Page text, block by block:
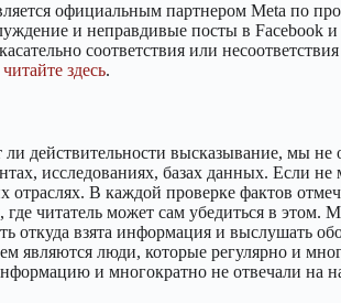
официальным партнером Meta по
и неправдивые посты в Facebook
соответствия или
читайте здесь.
ли действительности высказывание, мы
исследованиях, базах данных. Если
отраслях. В каждой проверке фактов
читатель может сам убедиться в этом.
откуда взята информация и выслушать
являются люди, которые регулярно и
и многократно не отвечали на